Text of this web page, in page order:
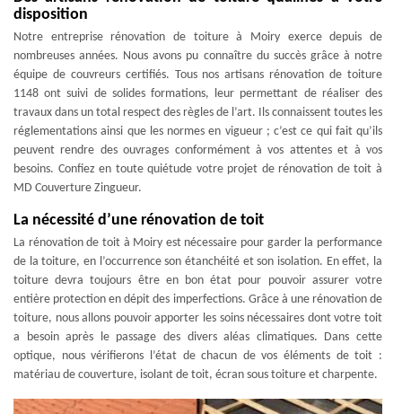
disposition
Notre entreprise rénovation de toiture à Moiry exerce depuis de
nombreuses années. Nous avons pu connaître du succès grâce à notre
équipe de couvreurs certifiés. Tous nos artisans rénovation de toiture
1148 ont suivi de solides formations, leur permettant de réaliser des
travaux dans un total respect des règles de l’art. Ils connaissent toutes les
réglementations ainsi que les normes en vigueur ; c’est ce qui fait qu’ils
peuvent rendre des ouvrages conformément à vos attentes et à vos
besoins. Confiez en toute quiétude votre projet de rénovation de toit à
MD Couverture Zingueur.
La nécessité d’une rénovation de toit
La rénovation de toit à Moiry est nécessaire pour garder la performance
de la toiture, en l’occurrence son étanchéité et son isolation. En effet, la
toiture devra toujours être en bon état pour pouvoir assurer votre
entière protection en dépit des imperfections. Grâce à une rénovation de
toiture, nous allons pouvoir apporter les soins nécessaires dont votre toit
a besoin après le passage des divers aléas climatiques. Dans cette
optique, nous vérifierons l’état de chacun de vos éléments de toit :
matériau de couverture, isolant de toit, écran sous toiture et charpente.